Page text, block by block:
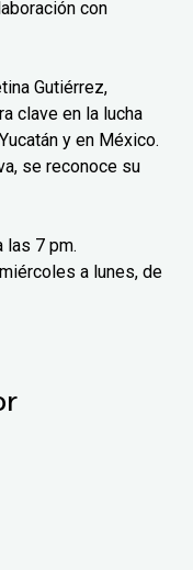
con
Gutiérrez,
clave en la lucha
y en México.
se reconoce su
las 7 pm.
a lunes, de